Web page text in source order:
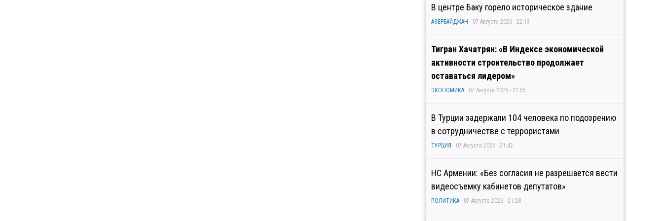
В центре Баку горело историческое здание
АЗЕРБАЙДЖАН 07 Августа 2026 - 22:13
Тигран Хачатрян: «В Индексе экономической
активности строительство продолжает
оставаться лидером»
ЭКОНОМИКА 07 Августа 2026 - 21:55
В Турции задержали 104 человека по подозрению
в сотрудничестве с террористами
ТУРЦИЯ 07 Августа 2026 - 21:42
НС Армении: «Без согласия не разрешается вести
видеосъемку кабинетов депутатов»
ПОЛИТИКА 07 Августа 2026 - 21:28